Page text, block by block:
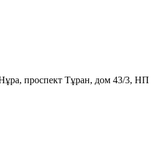
проспект Тұран, дом 43/3, НП